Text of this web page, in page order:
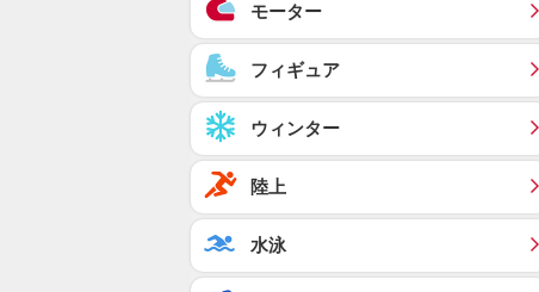
モーター
フィギュア
ウィンター
陸上
水泳